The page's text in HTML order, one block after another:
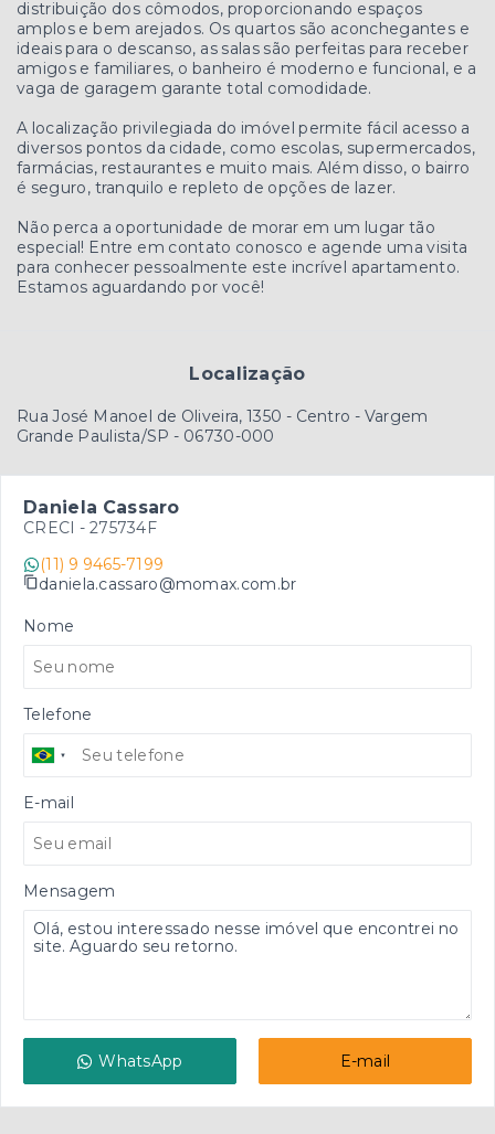
distribuição dos cômodos, proporcionando espaços
amplos e bem arejados. Os quartos são aconchegantes e
ideais para o descanso, as salas são perfeitas para receber
amigos e familiares, o banheiro é moderno e funcional, e a
vaga de garagem garante total comodidade.
A localização privilegiada do imóvel permite fácil acesso a
diversos pontos da cidade, como escolas, supermercados,
farmácias, restaurantes e muito mais. Além disso, o bairro
é seguro, tranquilo e repleto de opções de lazer.
Não perca a oportunidade de morar em um lugar tão
especial! Entre em contato conosco e agende uma visita
para conhecer pessoalmente este incrível apartamento.
Estamos aguardando por você!
Localização
Rua José Manoel de Oliveira, 1350 - Centro - Vargem
Grande Paulista/SP - 06730-000
Daniela Cassaro
CRECI - 275734F
(11) 9 9465-7199
daniela.cassaro@momax.com.br
Nome
Telefone
E-mail
Mensagem
WhatsApp E-mail